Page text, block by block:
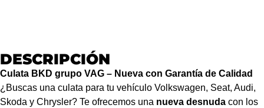
DESCRIPCIÓN
Culata BKD grupo VAG – Nueva con Garantía de Calidad
¿Buscas una culata para tu vehículo Volkswagen, Seat, Audi,
Skoda y Chrysler? Te ofrecemos una nueva desnuda con los